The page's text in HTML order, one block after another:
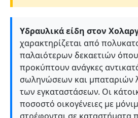
Υδραυλικά είδη στον
χαρακτηρίζεται από
παλαιότερων δεκαετιών
προκύπτουν ανάγκες
σωληνώσεων και μπαταριών
των εγκαταστάσεων. Οι
ποσοστό οικογένειες με